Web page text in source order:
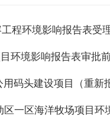
程环境影响报告表受
环境影响报告表审批
码头建设项目（重新
一区海洋牧场项目环